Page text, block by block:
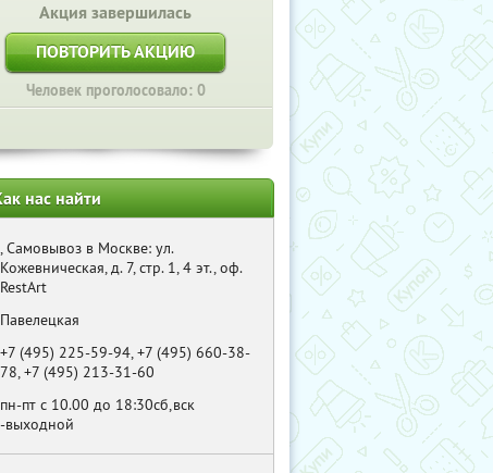
Акция завершилась
ПОВТОРИТЬ АКЦИЮ
Человек проголосовало: 0
нас найти
, Самовывоз в Москве: ул.
Кожевническая, д. 7, стр. 1, 4 эт., оф.
RestArt
Павелецкая
+7 (495) 225-59-94, +7 (495) 660-38-
78, +7 (495) 213-31-60
пн-пт с 10.00 до 18:30сб,вск
-выходной